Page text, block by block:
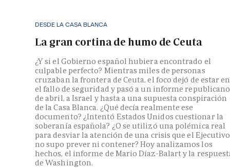
DESDE LA CASA BLANCA
La gran cortina de humo de Ceuta
¿Y si el Gobierno español hubiera encontrado el
culpable perfecto? Mientras miles de personas
cruzaban la frontera de Ceuta, el foco dejó de estar en
el fallo de seguridad y pasó a un informe republicano
de abril, a Israel y hasta a una supuesta conspiración
de la Casa Blanca. ¿Qué decía realmente ese
documento? ¿Intentó Estados Unidos cuestionar la
soberanía española? ¿O se utilizó una polémica real
para desviar la atención de una crisis que el Ejecutivo
no supo prever ni contener? Hoy analizamos los
hechos, el informe de Mario Díaz-Balart y la
de Washington.